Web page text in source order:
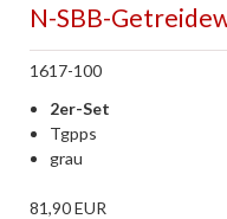
N-SBB-
1617-100
2er-Set
Tgpps
grau
81,90EUR